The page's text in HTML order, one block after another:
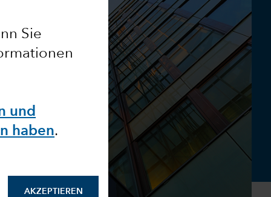
Sie
und
haben.
AKZEPTIEREN